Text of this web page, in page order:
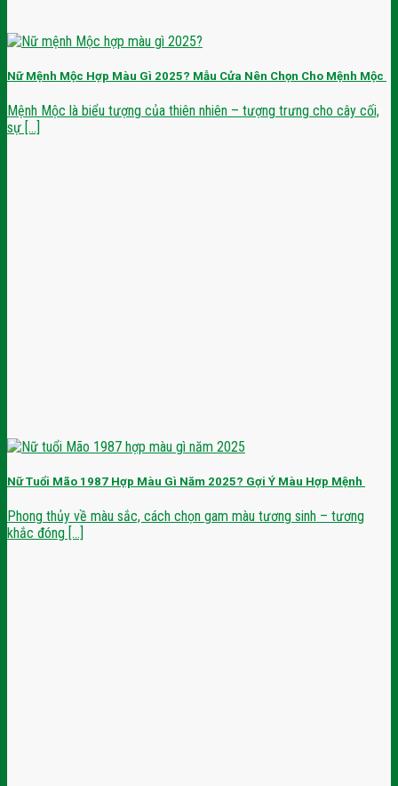
Nữ Mệnh Mộc Hợp Màu Gì 2025? Mẫu Cửa Nên Chọn Cho Mệnh Mộc
Mệnh Mộc là biểu tượng của thiên nhiên – tượng trưng cho cây cối,
sự [...]
Nữ Tuổi Mão 1987 Hợp Màu Gì Năm 2025? Gợi Ý Màu Hợp Mệnh
Phong thủy về màu sắc, cách chọn gam màu tương sinh – tương
khắc đóng [...]